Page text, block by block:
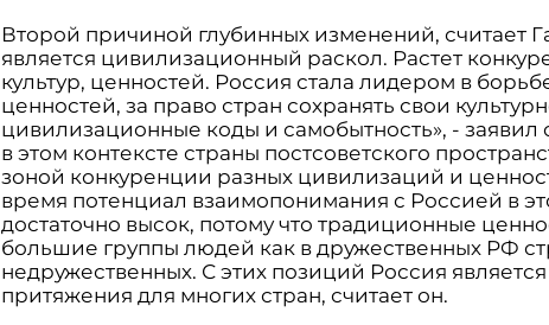
Второй причиной глубинных изменений, считает
является цивилизационный раскол. Растет
культур, ценностей. Россия стала лидером в
ценностей, за право стран сохранять свои
цивилизационные коды и самобытность», - заявил
в этом контексте страны постсоветского
зоной конкуренции разных цивилизаций и
время потенциал взаимопонимания с Россией в
достаточно высок, потому что традиционные
большие группы людей как в дружественных РФ
недружественных. С этих позиций Россия
притяжения для многих стран, считает он.